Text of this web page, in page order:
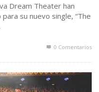
Dream Theater han
su nuevo single, “The
0 Comentarios